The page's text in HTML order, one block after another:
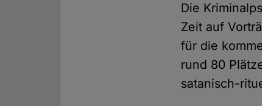
Die
Zeit auf
für die
rund 80
satanisch-